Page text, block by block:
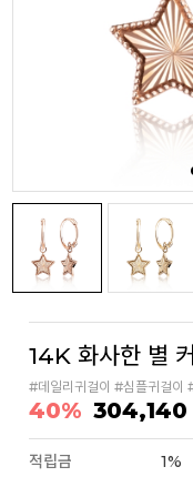
14K 화사한 별
#데일리귀걸이 #심플귀걸이
40% 304,140
적립금
1%